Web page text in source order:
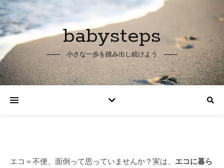
babysteps
小さな一歩を踏み出し続けよう
エコ＝不便、面倒って思っていませんか？ 実は、 エコに暮ら